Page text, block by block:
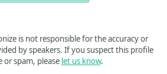
is not responsible for the accuracy or
by speakers. If you suspect this profile
or spam, please let us know.